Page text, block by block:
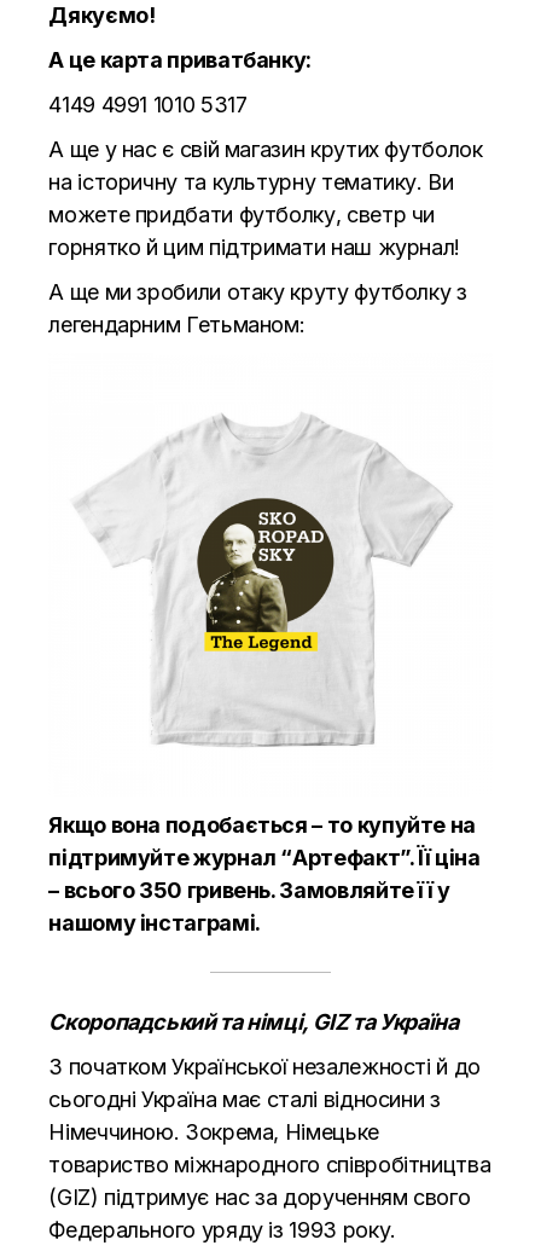
Дякуємо!
А це карта приватбанку:
4149 4991 1010 5317
А ще у нас є свій магазин крутих футболок
на історичну та культурну тематику. Ви
можете придбати футболку, светр чи
горнятко й цим підтримати наш журнал!
А ще ми зробили отаку круту футболку з
легендарним Гетьманом:
Якщо вона подобається – то купуйте на
підтримуйте журнал “Артефакт”. Її ціна
– всього 350 гривень. Замовляйте її у
нашомуінстаграмі.
Скоропадський та німці, GIZ та Україна
З початком Української незалежності й до
сьогодні Україна має сталі відносини з
Німеччиною. Зокрема, Німецьке
товариство міжнародного співробітництва
(GIZ) підтримує нас за дорученням свого
Федерального уряду із 1993 року.